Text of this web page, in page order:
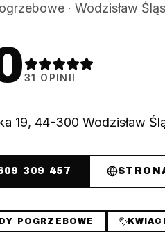
· Wodzisław
31 OPINII
19, 44-300 Wodzisław
309 457
POGRZEBOWE